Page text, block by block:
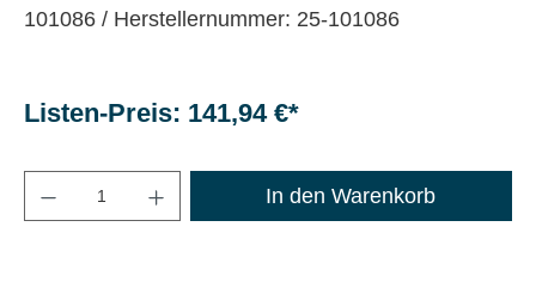
101086 / Herstellernummer: 25-101086
Listen-Preis: 141,94 €*
Maximale Bestellmenge: 1200
In den Warenkorb